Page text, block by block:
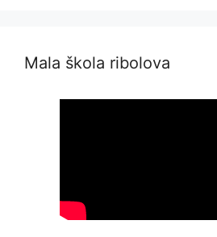
Mala škola ribolova